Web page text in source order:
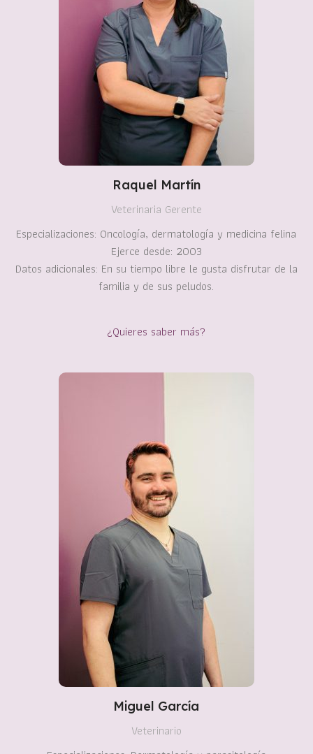
Raquel Martín
Veterinaria Gerente
Especializaciones: Oncología, dermatología y medicina felina
Ejerce desde: 2003
Datos adicionales: En su tiempo libre le gusta disfrutar de la
familia y de sus peludos.
¿Quieres saber más?
Miguel García
Veterinario